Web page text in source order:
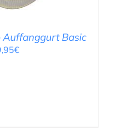
Auffanggurt Basic
€